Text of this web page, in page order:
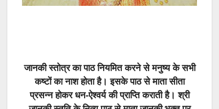
जानकी स्तोत्र का पाठ नियमित करने से मनुष्य के सभी
कष्टों का नाश होता है। इसके पाठ से माता सीता
प्रसन्न होकर धन-ऐश्वर्य की प्राप्ति कराती है। श्री